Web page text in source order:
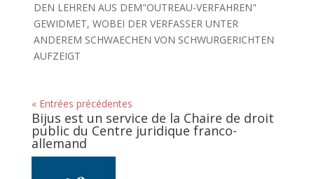
DEN LEHREN AUS DEM"OUTREAU-VERFAHREN"
GEWIDMET, WOBEI DER VERFASSER UNTER
ANDEREM SCHWAECHEN VON SCHWURGERICHTEN
AUFZEIGT
« Entrées précédentes
Bijus est un service de la Chaire de droit
public du Centre juridique franco-
allemand